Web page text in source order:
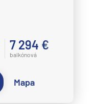
7 294 €
balkónová
Mapa